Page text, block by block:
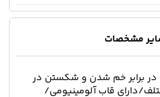
مشخصات
در برابر خم شدن و شکستن در
دارای قاب آلومینیومی/